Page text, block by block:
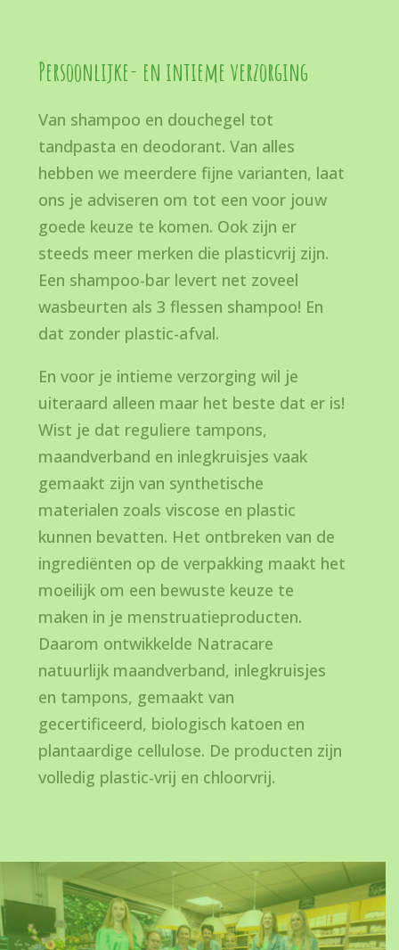
Persoonlijke- en intieme verzorging
Van shampoo en douchegel tot
tandpasta en deodorant. Van alles
hebben we meerdere fijne varianten, laat
ons je adviseren om tot een voor jouw
goede keuze te komen. Ook zijn er
steeds meer merken die plasticvrij zijn.
Een shampoo-bar levert net zoveel
wasbeurten als 3 flessen shampoo! En
dat zonder plastic-afval.
En voor je intieme verzorging wil je
uiteraard alleen maar het beste dat er is!
Wist je dat reguliere tampons,
maandverband en inlegkruisjes vaak
gemaakt zijn van synthetische
materialen zoals viscose en plastic
kunnen bevatten. Het ontbreken van de
ingrediënten op de verpakking maakt het
moeilijk om een bewuste keuze te
maken in je menstruatieproducten.
Daarom ontwikkelde Natracare
natuurlijk maandverband, inlegkruisjes
en tampons, gemaakt van
gecertificeerd, biologisch katoen en
plantaardige cellulose. De producten zijn
volledig plastic-vrij en chloorvrij.